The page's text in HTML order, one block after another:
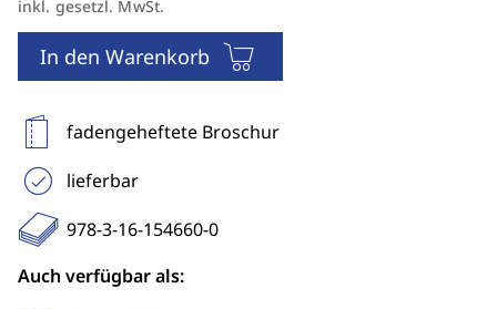
inkl. gesetzl. MwSt.
In den Warenkorb
fadengeheftete Broschur
lieferbar
978-3-16-154660-0
Auch verfügbar als: